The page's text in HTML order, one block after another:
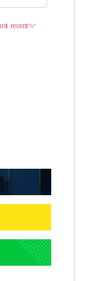
에 '재산 상속' 언급했다
젝트 2차 점검회의…광
시간 예외 등 논의
취임 후 최저치 또